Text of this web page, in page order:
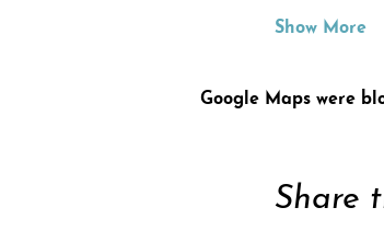
Show More
Google Maps were
Share